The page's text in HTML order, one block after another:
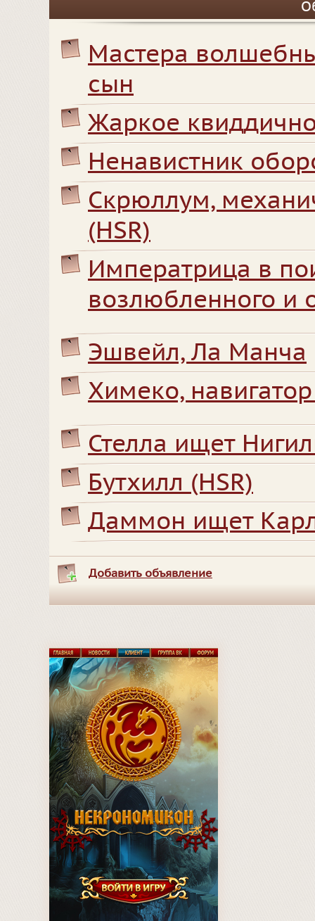
Мастера
сын
Жаркое
Ненавистник
Скрюллум,
(HSR)
Императрица в
возлюбленного и
Эшвейл, Ла Манча
Химеко,
Стелла ищет
Бутхилл (HSR)
Даммон ищет
Добавить объявление